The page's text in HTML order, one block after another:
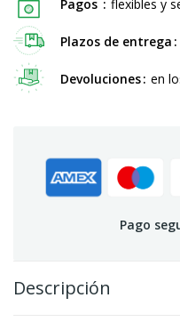
Pagos flexibles y
Plazos de entrega
Devoluciones en
Pago
Descripción